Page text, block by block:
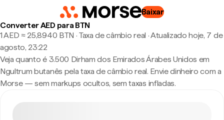
Baixar
Converter AED para BTN
1 AED ≈ 25,8940 BTN · Taxa de câmbio real ·Atualizado hoje, 7 de
agosto, 23:22
Veja quanto é 3.500 Dirham dos Emirados Árabes Unidos em
Ngultrum butanês pela taxa de câmbio real. Envie dinheiro com a
Morse — sem markups ocultos, sem taxas infladas.